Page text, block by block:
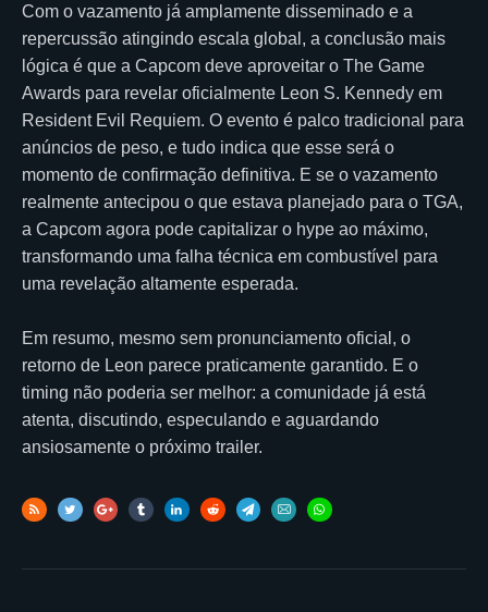
Com o vazamento já amplamente disseminado e a
repercussão atingindo escala global, a conclusão mais
lógica é que a Capcom deve aproveitar o The Game
Awards para revelar oficialmente Leon S. Kennedy em
Resident Evil Requiem. O evento é palco tradicional para
anúncios de peso, e tudo indica que esse será o
momento de confirmação definitiva. E se o vazamento
realmente antecipou o que estava planejado para o TGA,
a Capcom agora pode capitalizar o hype ao máximo,
transformando uma falha técnica em combustível para
uma revelação altamente esperada.
Em resumo, mesmo sem pronunciamento oficial, o
retorno de Leon parece praticamente garantido. E o
timing não poderia ser melhor: a comunidade já está
atenta, discutindo, especulando e aguardando
ansiosamente o próximo trailer.